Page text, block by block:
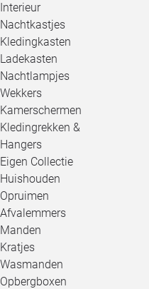
Interieur
Nachtkastjes
Kledingkasten
Ladekasten
Nachtlampjes
Wekkers
Kamerschermen
Kledingrekken &
Hangers
Eigen Collectie
Huishouden
Opruimen
Afvalemmers
Manden
Kratjes
Wasmanden
Opbergboxen